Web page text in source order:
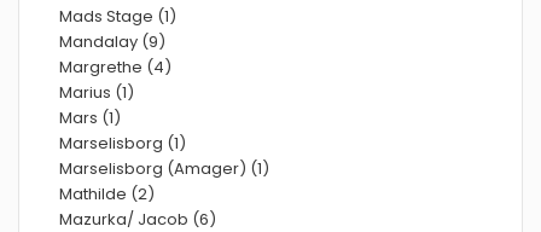
Mads Stage (1)
Mandalay (9)
Margrethe (4)
Marius (1)
Mars (1)
Marselisborg (1)
Marselisborg (Amager) (1)
Mathilde (2)
Mazurka/ Jacob (6)